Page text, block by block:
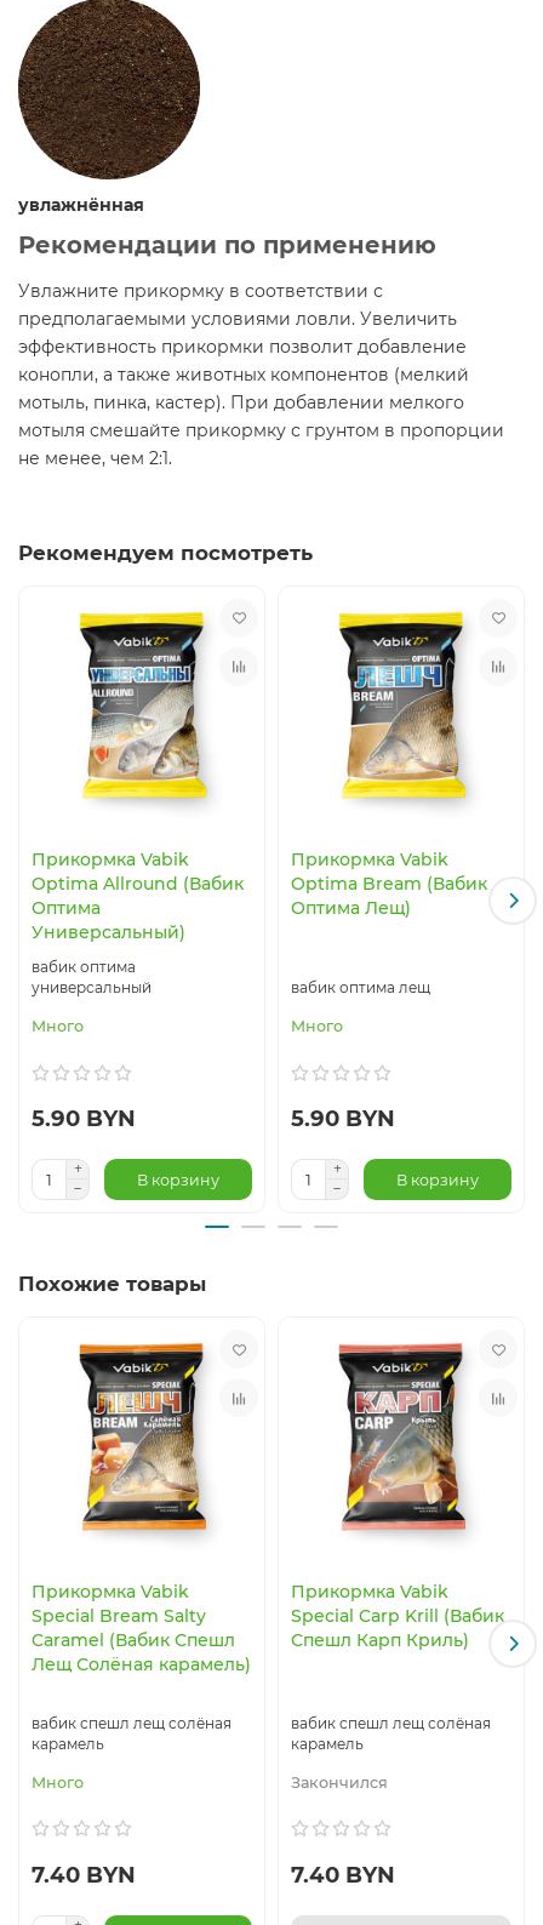
увлажнённая
Рекомендации по применению
Увлажните прикормку в соответствии с
предполагаемыми условиями ловли. Увеличить
эффективность прикормки позволит добавление
конопли, а также животных компонентов (мелкий
мотыль, пинка, кастер). При добавлении мелкого
мотыля смешайте прикормку с грунтом в пропорции
не менее, чем 2:1.
Рекомендуем посмотреть
Прикормка Vabik
Optima Allround (Вабик
Оптима
Универсальный)
вабик оптима
универсальный
Много
5.90 BYN
В корзину
Прикормка Vabik
Optima Bream (Вабик
Оптима Лещ)
вабик оптима лещ
Много
5.90 BYN
В корзину
Похожие товары
Прикормка Vabik
Special Bream Salty
Caramel (Вабик Спешл
Лещ Солёная карамель)
вабик спешл лещ солёная
карамель
Много
7.40 BYN
Прикормка Vabik
Special Carp Krill (Вабик
Спешл Карп Криль)
вабик спешл лещ солёная
карамель
Закончился
7.40 BYN